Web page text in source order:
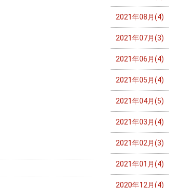
2021年08月(4)
2021年07月(3)
2021年06月(4)
2021年05月(4)
2021年04月(5)
2021年03月(4)
2021年02月(3)
2021年01月(4)
2020年12月(4)